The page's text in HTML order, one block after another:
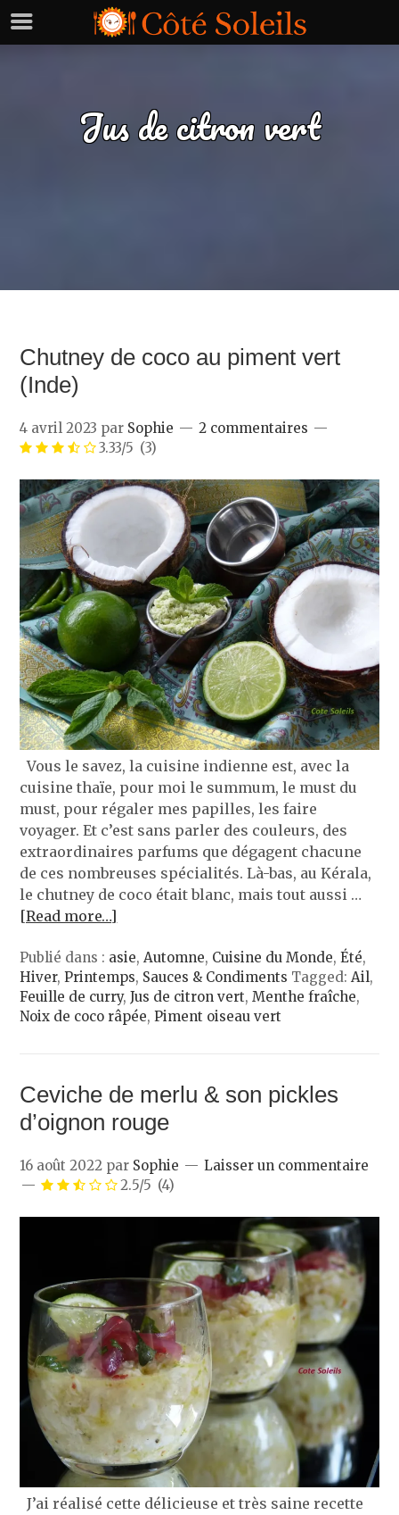
Jus de citron vert
Chutney de coco au piment vert
(Inde)
4 avril 2023 par Sophie
2 commentaires
3.33/5 (3)
Vous le savez, la cuisine indienne est, avec la
cuisine thaïe, pour moi le summum, le must du
must, pour régaler mes papilles, les faire
voyager. Et c’est sans parler des couleurs, des
extraordinaires parfums que dégagent chacune
de ces nombreuses spécialités. Là-bas, au Kérala,
le chutney de coco était blanc, mais tout aussi …
[Read more…]
Publié dans : asie,Automne, Cuisine du Monde,Été,
Hiver,Printemps, Sauces & Condiments Tagged:Ail,
Feuille de curry,Jus de citron vert,Menthe fraîche,
Noix de coco râpée,Piment oiseau vert
Ceviche de merlu & son pickles
d’oignon rouge
16 août 2022 par Sophie
Laisser un commentaire
2.5/5 (4)
J’ai réalisé cette délicieuse et très saine recette